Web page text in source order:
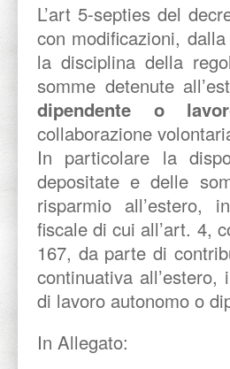
L’art 5-septies del
con modificazioni,
la disciplina della
somme detenute
dipendente o
collaborazione
In particolare la
depositate e delle
risparmio all’estero,
fiscale di cui all’art. 4,
167, da parte di
continuativa
di lavoro autonomo o
In Allegato: